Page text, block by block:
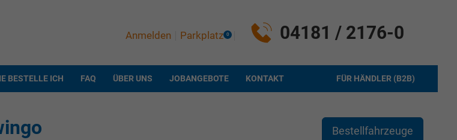
04181 / 2176-0
Anmelden Parkplatz 0
BESTELLE ICH FAQ ÜBER UNS JOBANGEBOTE FÜR HÄNDLER (B2B)
KONTAKT
Bestellfahrzeuge